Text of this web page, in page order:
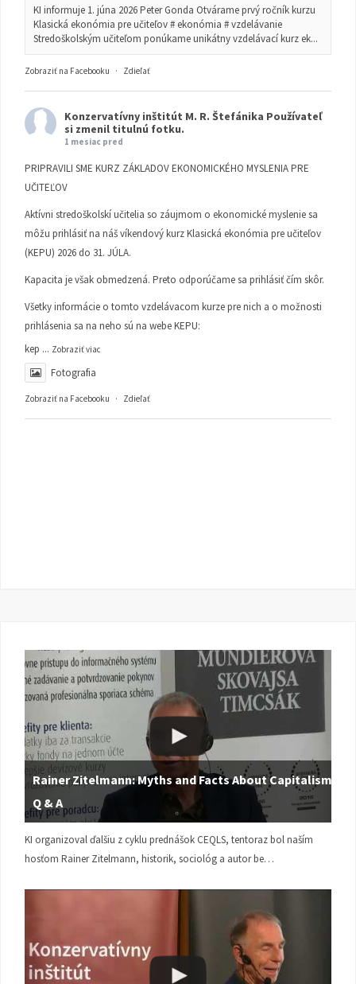
KI informuje 1. júna 2026 Peter Gonda Otvárame prvý ročník kurzu
Klasická ekonómia pre učiteľov # ekonómia # vzdelávanie
Stredoškolským učiteľom ponúkame unikátny vzdelávací kurz ek...
Zobraziť na Facebooku · Zdieľať
Konzervatívny inštitút M. R. Štefánika Používateľ
si zmenil titulnú fotku.
1 mesiac pred
PRIPRAVILI SME KURZ ZÁKLADOV EKONOMICKÉHO MYSLENIA PRE
UČITEĽOV
Aktívni stredoškolskí učitelia so záujmom o ekonomické myslenie sa
môžu prihlásiť na náš víkendový kurz Klasická ekonómia pre učiteľov
(KEPU) 2026 do 31. JÚLA.
Kapacita je však obmedzená. Preto odporúčame sa prihlásiť čím skôr.
Všetky informácie o tomto vzdelávacom kurze pre nich a o možnosti
prihlásenia sa na neho sú na webe KEPU:
kep ... Zobraziť viac
Fotografia
Zobraziť na Facebooku · Zdieľať
Rainer Zitelmann: Myths and Facts About Capitalism |
Q & A
KI organizoval ďalšiu z cyklu prednášok CEQLS, tentoraz bol naším
hosťom Rainer Zitelmann, historik, sociológ a autor be…